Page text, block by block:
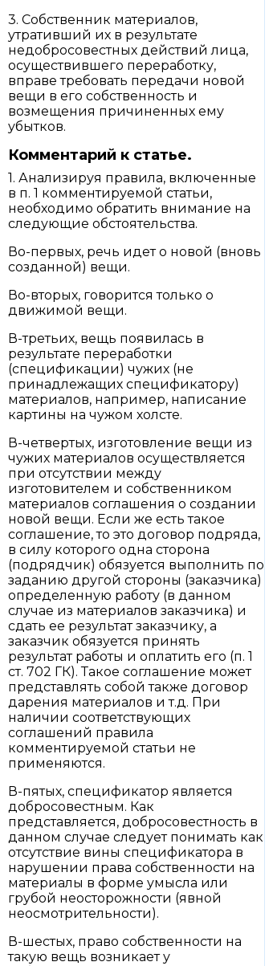
3. Собственник материалов,
утративший их в результате
недобросовестных действий лица,
осуществившего переработку,
вправе требовать передачи новой
вещи в его собственность и
возмещения причиненных ему
убытков.
Комментарий к статье.
1. Анализируя правила, включенные
в п. 1 комментируемой статьи,
необходимо обратить внимание на
следующие обстоятельства.
Во-первых, речь идет о новой (вновь
созданной) вещи.
Во-вторых, говорится только о
движимой вещи.
В-третьих, вещь появилась в
результате переработки
(спецификации) чужих (не
принадлежащих спецификатору)
материалов, например, написание
картины на чужом холсте.
В-четвертых, изготовление вещи из
чужих материалов осуществляется
при отсутствии между
изготовителем и собственником
материалов соглашения о создании
новой вещи. Если же есть такое
соглашение, то это договор подряда,
в силу которого одна сторона
(подрядчик) обязуется выполнить по
заданию другой стороны (заказчика)
определенную работу (в данном
случае из материалов заказчика) и
сдать ее результат заказчику, а
заказчик обязуется принять
результат работы и оплатить его (п. 1
ст. 702 ГК). Такое соглашение может
представлять собой также договор
дарения материалов и т.д. При
наличии соответствующих
соглашений правила
комментируемой статьи не
применяются.
В-пятых, спецификатор является
добросовестным. Как
представляется, добросовестность в
данном случае следует понимать как
отсутствие вины спецификатора в
нарушении права собственности на
материалы в форме умысла или
грубой неосторожности (явной
неосмотрительности).
В-шестых, право собственности на
такую вещь возникает у